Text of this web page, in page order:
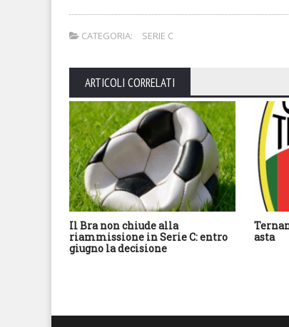
CATEGORIA: SERIE C
ARTICOLI CORRELATI
Il Bra non chiude alla
riammissione in Serie C: entro
giugno la decisione
asta